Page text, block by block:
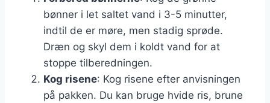
bønner i let saltet vand i 3-5 minutter,
indtil de er møre, men stadig sprøde.
Dræn og skyl dem i koldt vand for at
stoppe tilberedningen.
Kog risene: Kog risene efter anvisningen
på pakken. Du kan bruge hvide ris, brune